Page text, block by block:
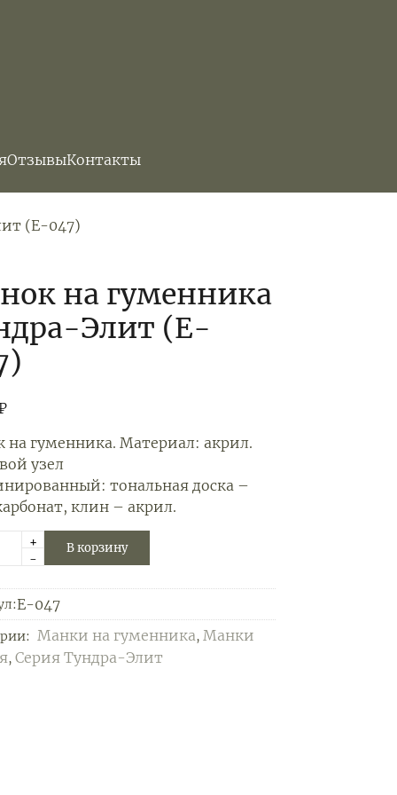
ОтзывыКонтакты
(E-047)
на гуменника
Элит (E-
на гуменника. Материал: акрил.
узел
тональная доска –
,клин – акрил.
+
-
В корзину
E-047
Манки на гуменника,Манки
,Серия Тундра-Элит